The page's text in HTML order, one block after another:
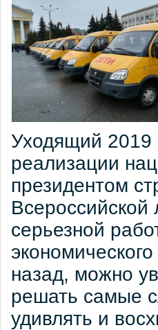
Уходящий 2019
реализации
президентом
Всероссийской
серьезной
назад, можно
решать самые
удивлять и